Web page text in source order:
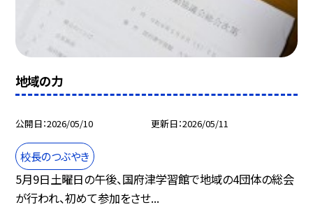
地域の力
公開日 2026/05/10 更新日 2026/05/11
校長のつぶやき
5月9日土曜日の午後、国府津学習館で地域の4団体の総会
が行われ、初めて参加をさせ...